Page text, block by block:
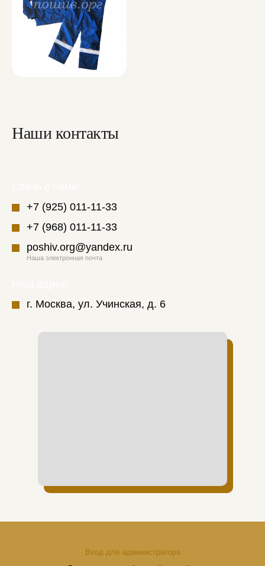
Наши контакты
+7 (925) 011-11-33
+7 (968) 011-11-33
poshiv.org@yandex.ru
Наша электронная почта
г. Москва, ул. Учинская, д. 6
Вход для администратора